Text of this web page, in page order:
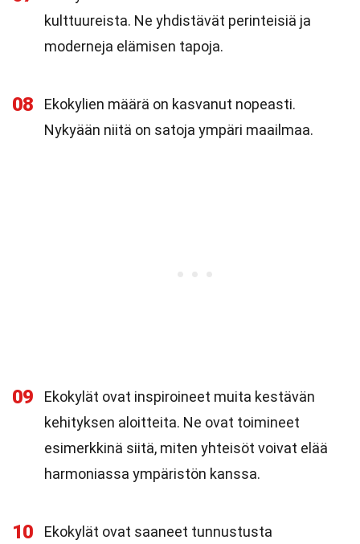
kulttuureista. Ne yhdistävät perinteisiä ja
moderneja elämisen tapoja.
08
Ekokylien määrä on kasvanut nopeasti.
Nykyään niitä on satoja ympäri maailmaa.
09
Ekokylät ovat inspiroineet muita kestävän
kehityksen aloitteita. Ne ovat toimineet
esimerkkinä siitä, miten yhteisöt voivat elää
harmoniassa ympäristön kanssa.
10
Ekokylät ovat saaneet tunnustusta